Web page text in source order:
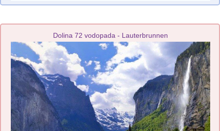
Dolina 72 vodopada - Lauterbrunnen